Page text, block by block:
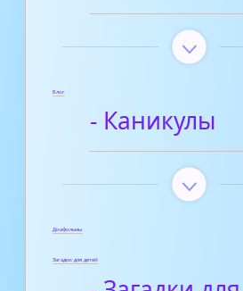
Блог
- Каникулы
Диафильмы
Загадки для детей